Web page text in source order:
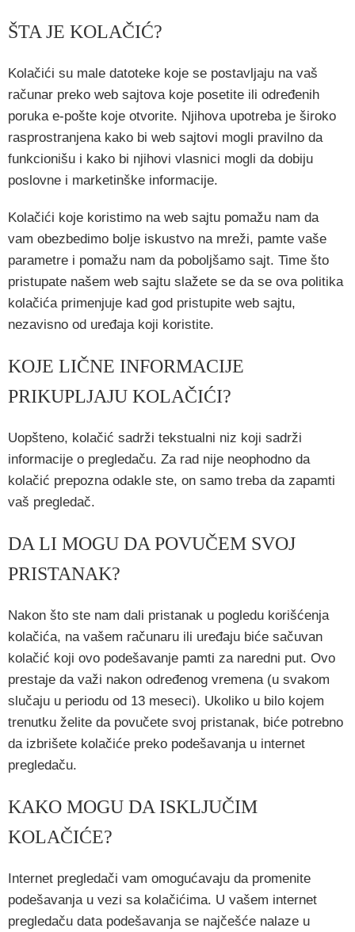
ŠTA JE KOLAČIĆ?
Kolačići su male datoteke koje se postavljaju na vaš
računar preko web sajtova koje posetite ili određenih
poruka e-pošte koje otvorite. Njihova upotreba je široko
rasprostranjena kako bi web sajtovi mogli pravilno da
funkcionišu i kako bi njihovi vlasnici mogli da dobiju
poslovne i marketinške informacije.
Kolačići koje koristimo na web sajtu pomažu nam da
vam obezbedimo bolje iskustvo na mreži, pamte vaše
parametre i pomažu nam da poboljšamo sajt. Time što
pristupate našem web sajtu slažete se da se ova politika
kolačića primenjuje kad god pristupite web sajtu,
nezavisno od uređaja koji koristite.
KOJE LIČNE INFORMACIJE
PRIKUPLJAJU KOLAČIĆI?
Uopšteno, kolačić sadrži tekstualni niz koji sadrži
informacije o pregledaču. Za rad nije neophodno da
kolačić prepozna odakle ste, on samo treba da zapamti
vaš pregledač.
DA LI MOGU DA POVUČEM SVOJ
PRISTANAK?
Nakon što ste nam dali pristanak u pogledu korišćenja
kolačića, na vašem računaru ili uređaju biće sačuvan
kolačić koji ovo podešavanje pamti za naredni put. Ovo
prestaje da važi nakon određenog vremena (u svakom
slučaju u periodu od 13 meseci). Ukoliko u bilo kojem
trenutku želite da povučete svoj pristanak, biće potrebno
da izbrišete kolačiće preko podešavanja u internet
pregledaču.
KAKO MOGU DA ISKLJUČIM
KOLAČIĆE?
Internet pregledači vam omogućavaju da promenite
podešavanja u vezi sa kolačićima. U vašem internet
pregledaču data podešavanja se najčešće nalaze u